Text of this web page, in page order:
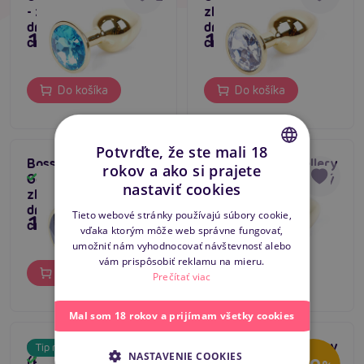
- zlatý análny kolík s
drahokamom 7 x 2,7
cm
11,80 €
Do košíka
zlatý análny kolík s
drahokamom 7 x 2,7
cm
11,80 €
Do košíka
Boss Series Jewellery
Gold Plug BLACK -
zlatý análny kolík s
drahokamom 7 x 2,7
cm
11,80 €
Boss Series Jewellery
Gold Plug RED - zlatý
análny kolík s
drahokamom 7 x 2,7
cm
Skladom
11,80 €
Tip na darček
Gleaming Love Plug
Skladom
Boss Series Jewellery
Skladom
CZECH
ENGLISH
Potvrďte, že ste mali 18
rokov a ako si prajete
nastaviť cookies
Tieto webové stránky používajú súbory cookie,
vďaka ktorým môže web správne fungovať,
umožniť nám vyhodnocovať návštevnosť alebo
vám prispôsobiť reklamu na mieru.
Prečítať viac
Mal som 18 rokov a prijímam všetky cookies
NASTAVENIE COOKIES